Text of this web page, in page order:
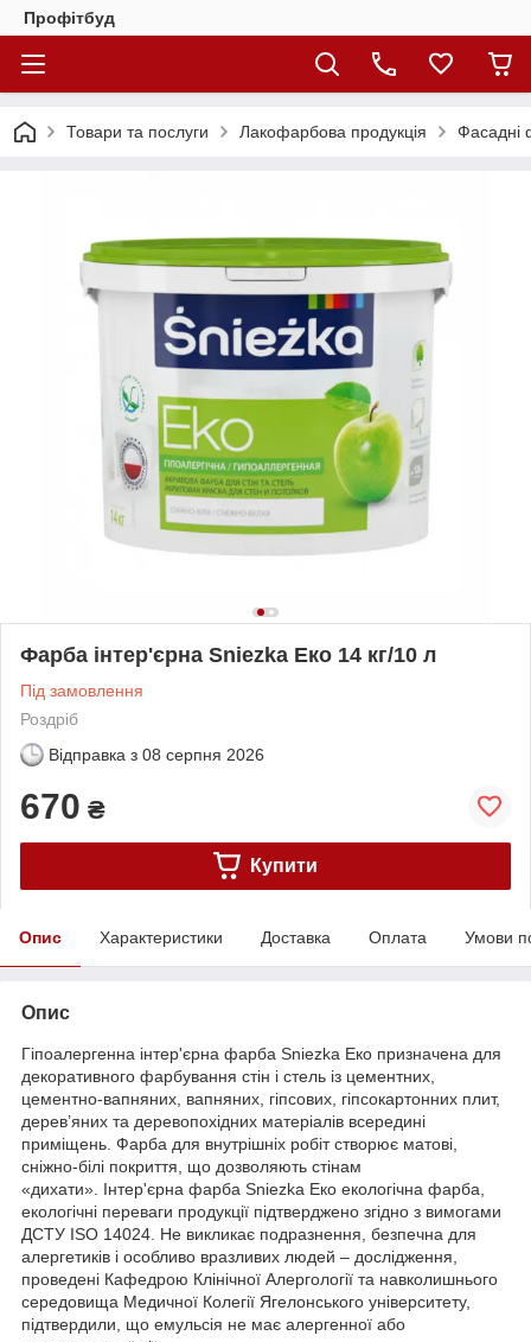
Профітбуд
Товари та послуги Лакофарбова продукція Фасадні
Фарба інтер'єрна Sniezka Еко 14 кг/10 л
Під замовлення
Роздріб
Відправка з 08 серпня 2026
670 ₴
Купити
Опис Характеристики Доставка Оплата Умови
Опис
Гіпоалергенна інтер'єрна фарба Sniezka Еко призначена для
декоративного фарбування стін і стель із цементних,
цементно-вапняних, вапняних, гіпсових, гіпсокартонних плит,
дерев’яних та деревопохідних матеріалів всередині
приміщень. Фарба для внутрішніх робіт створює матові,
сніжно-білі покриття, що дозволяють стінам
«дихати». Інтер'єрна фарба Sniezka Еко екологічна фарба,
екологічні переваги продукції підтверджено згідно з вимогами
ДСТУ ISO 14024. Не викликає подразнення, безпечна для
алергетиків і особливо вразливих людей – дослідження,
проведені Кафедрою Клінічної Алергології та навколишнього
середовища Медичної Колегії Ягелонського університету,
підтвердили, що емульсія не має алергенної або